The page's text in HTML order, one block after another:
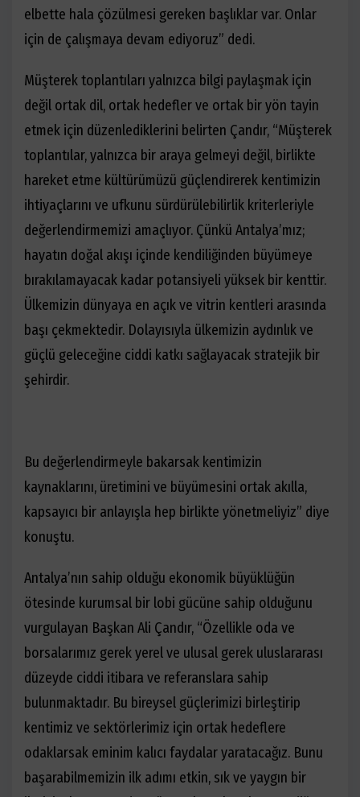
elbette hala çözülmesi gereken başlıklar var. Onlar
için de çalışmaya devam ediyoruz” dedi.
Müşterek toplantıları yalnızca bilgi paylaşmak için
değil ortak dil, ortak hedefler ve ortak bir yön tayin
etmek için düzenlediklerini belirten Çandır, “Müşterek
toplantılar, yalnızca bir araya gelmeyi değil, birlikte
hareket etme kültürümüzü güçlendirerek kentimizin
ihtiyaçlarını ve ufkunu sürdürülebilirlik kriterleriyle
değerlendirmemizi amaçlıyor. Çünkü Antalya’mız;
hayatın doğal akışı içinde kendiliğinden büyümeye
bırakılamayacak kadar potansiyeli yüksek bir kenttir.
Ülkemizin dünyaya en açık ve vitrin kentleri arasında
başı çekmektedir. Dolayısıyla ülkemizin aydınlık ve
güçlü geleceğine ciddi katkı sağlayacak stratejik bir
şehirdir.
Bu değerlendirmeyle bakarsak kentimizin
kaynaklarını, üretimini ve büyümesini ortak akılla,
kapsayıcı bir anlayışla hep birlikte yönetmeliyiz” diye
konuştu.
Antalya’nın sahip olduğu ekonomik büyüklüğün
ötesinde kurumsal bir lobi gücüne sahip olduğunu
vurgulayan Başkan Ali Çandır, “Özellikle oda ve
borsalarımız gerek yerel ve ulusal gerek uluslararası
düzeyde ciddi itibara ve referanslara sahip
bulunmaktadır. Bu bireysel güçlerimizi birleştirip
kentimiz ve sektörlerimiz için ortak hedeflere
odaklarsak eminim kalıcı faydalar yaratacağız. Bunu
başarabilmemizin ilk adımı etkin, sık ve yaygın bir